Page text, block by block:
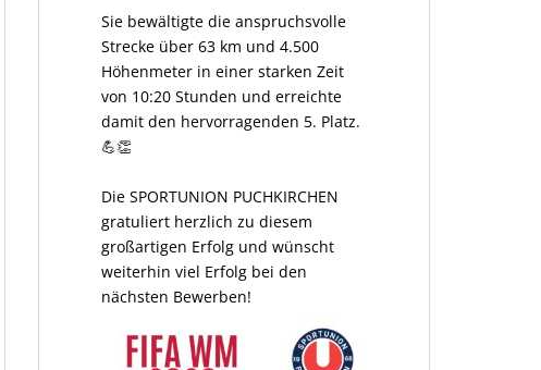
Sie bewältigte die anspruchsvolle
Strecke über 63 km und 4.500
Höhenmeter in einer starken Zeit
von 10:20 Stunden und erreichte
damit den hervorragenden 5. Platz.
💪👏
Die SPORTUNION PUCHKIRCHEN
gratuliert herzlich zu diesem
großartigen Erfolg und wünscht
weiterhin viel Erfolg bei den
nächsten Bewerben!